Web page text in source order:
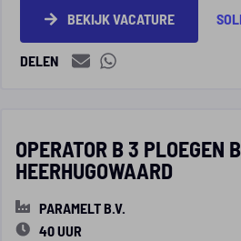
BEKIJK VACATURE
DELEN
OPERATOR B 3 PLOEGEN
HEERHUGOWAARD
PARAMELT B.V.
40 UUR